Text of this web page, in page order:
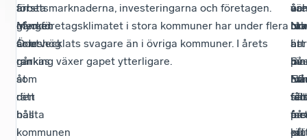
är
mycket
som
går
åt
rätt
håll
i
första
gången
Ödeshög
rankas
som
den
bästa
kommunen
arbetsmarknaderna, investeringarna och företagen.
Men företagsklimatet i stora kommuner har under flera
år utvecklats svagare än i övriga kommuner. I årets
ranking växer gapet ytterligare.
är
på
på
har
ett
i
års
är
bra
att
har
på